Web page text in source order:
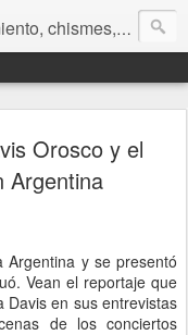
noticias calientes, fotos, videos, paranormal y ¡más!
Orosco y el
Argentina
y se presentó
Vean el reportaje que
Davis en sus entrevistas
de los conciertos